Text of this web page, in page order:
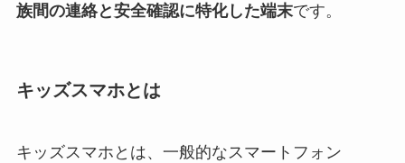
族間の連絡と安全確認に特化した端末です。
キッズスマホとは
キッズスマホとは、一般的なスマートフォン